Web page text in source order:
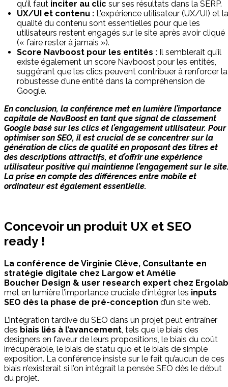
qu’il faut inciter au clic sur ses résultats dans la SERP.
UX/UI et contenu : L’expérience utilisateur (UX/UI) et la
qualité du contenu sont essentielles pour que les
utilisateurs restent engagés sur le site après avoir cliqué
(« faire rester à jamais »).
Score Navboost pour les entités : Il semblerait qu’il
existe également un score Navboost pour les entités,
suggérant que les clics peuvent contribuer à renforcer la
robustesse d’une entité dans la compréhension de
Google.
En conclusion, la conférence met en lumière l’importance
capitale de NavBoost en tant que signal de classement
Google basé sur les clics et l’engagement utilisateur. Pour
optimiser son SEO, il est crucial de se concentrer sur la
génération de clics de qualité en proposant des titres et
des descriptions attractifs, et d’offrir une expérience
utilisateur positive qui maintienne l’engagement sur le
La prise en compte des différences entre mobile et
ordinateur est également essentielle.
Concevoir un produit UX et SEO
ready !
La conférence de Virginie Clève, Consultante en
stratégie digitale chez Largow et Amélie
Boucher Design & user research expert chez Ergolab
met en lumière l’importance cruciale d’intégrer les inputs
SEO dès la phase de pré-conception d’un site web.
L’intégration tardive du SEO dans un projet peut entraîner
des biais liés à l’avancement, tels que le biais des
designers en faveur de leurs propositions, le biais du coût
irrécupérable, le biais de statu quo et le biais de simple
exposition. La conférence insiste sur le fait qu’aucun de ces
biais n’existerait si l’on intégrait la pensée SEO dès le début
du projet.